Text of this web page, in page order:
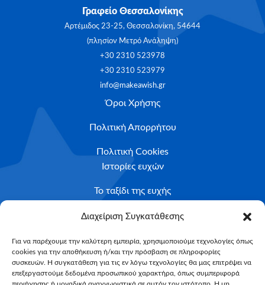
Διαχείριση Συγκατάθεσης
Για να παρέχουμε την καλύτερη εμπειρία, χρησιμοποιούμε τεχνολογίες όπως
cookies για την αποθήκευση ή/και την πρόσβαση σε πληροφορίες
συσκευών. Η συγκατάθεση για τις εν λόγω τεχνολογίες θα μας επιτρέψει να
επεξεργαστούμε δεδομένα προσωπικού χαρακτήρα, όπως συμπεριφορά
Γραφείο Θεσσαλονίκης
Αρτέμιδος 23-25, Θεσσαλονίκη, 54644
(πλησίον Μετρό Ανάληψη)
+30 2310 523978
+30 2310 523979
info@makeawish.gr
Όροι Χρήσης
Πολιτική Απορρήτου
Πολιτική Cookies
Ιστορίες ευχών
Το ταξίδι της ευχής
Κριτήρια Καταλληλότητας
Υποβολή Αιτήματος
NEWSLETTER
Email*